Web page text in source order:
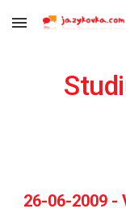
Skip to main content
26-06-2009 -